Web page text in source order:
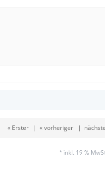
« Erster| « vorheriger|
* inkl. 19 %